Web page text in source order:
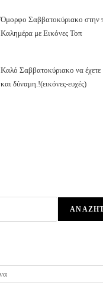
Όμορφο Σαββατοκύριακο στην
Καλημέρα με Εικόνες Τοπ
Καλό Σαββατοκύριακο να έχετε
και δύναμη.!(εικόνες-ευχές)